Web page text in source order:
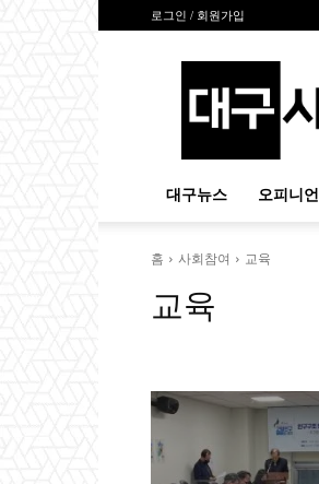
로그인 / 회원가입
대구뉴스 오피니언
홈 사회참여 교육
교육